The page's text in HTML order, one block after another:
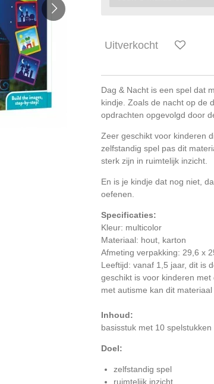
Uitverkocht
Dag & Nacht is een spel dat
kindje. Zoals de nacht op de
opdrachten opgevolgd door
Zeer geschikt voor kinderen
zelfstandig spel pas dit
sterk zijn in ruimtelijk inzicht.
En is je kindje dat nog niet,
oefenen.
Specificaties:
Kleur: multicolor
Materiaal: hout, karton
Afmeting verpakking: 29,6 x
Leeftijd: vanaf 1,5 jaar, dit is
geschikt is voor kinderen
met autisme kan dit
Inhoud:
basisstuk met 10
Doel:
zelfstandig spel
ruimtelijk inzicht